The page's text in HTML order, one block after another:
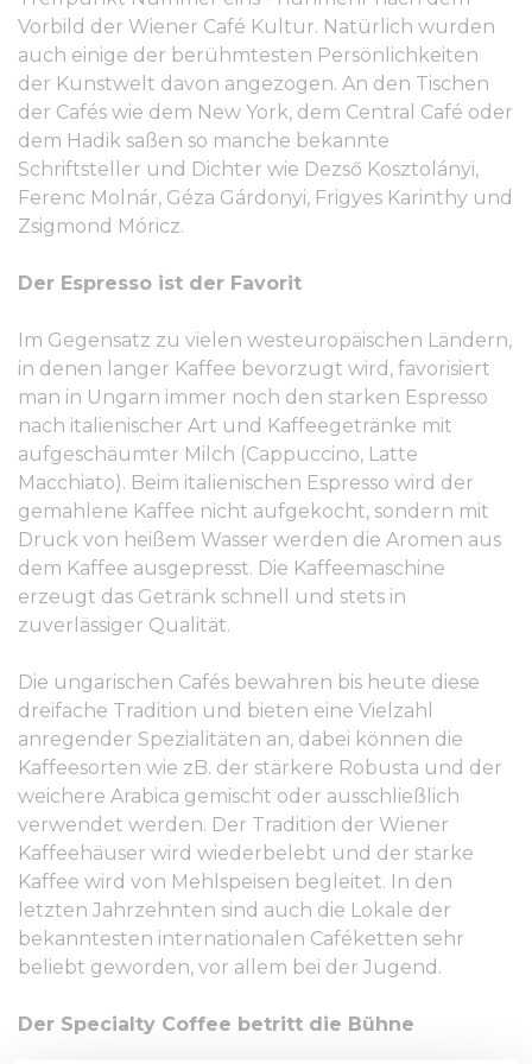
Vorbild der Wiener Café Kultur. Natürlich wurden
auch einige der berühmtesten Persönlichkeiten
der Kunstwelt davon angezogen. An den Tischen
der Cafés wie dem New York, dem Central Café oder
dem Hadik saßen so manche bekannte
Schriftsteller und Dichter wie Dezső Kosztolányi,
Ferenc Molnár, Géza Gárdonyi, Frigyes Karinthy und
Zsigmond Móricz.
Der Espresso ist der Favorit
Im Gegensatz zu vielen westeuropäischen Ländern,
in denen langer Kaffee bevorzugt wird, favorisiert
man in Ungarn immer noch den starken Espresso
nach italienischer Art und Kaffeegetränke mit
aufgeschäumter Milch (Cappuccino, Latte
Macchiato). Beim italienischen Espresso wird der
gemahlene Kaffee nicht aufgekocht, sondern mit
Druck von heißem Wasser werden die Aromen aus
dem Kaffee ausgepresst. Die Kaffeemaschine
erzeugt das Getränk schnell und stets in
zuverlässiger Qualität.
Die ungarischen Cafés bewahren bis heute diese
dreifache Tradition und bieten eine Vielzahl
anregender Spezialitäten an, dabei können die
Kaffeesorten wie zB. der stärkere Robusta und der
weichere Arabica gemischt oder ausschließlich
verwendet werden. Der Tradition der Wiener
Kaffeehäuser wird wiederbelebt und der starke
Kaffee wird von Mehlspeisen begleitet. In den
letzten Jahrzehnten sind auch die Lokale der
bekanntesten internationalen Caféketten sehr
beliebt geworden, vor allem bei der Jugend.
Der Specialty Coffee betritt die Bühne